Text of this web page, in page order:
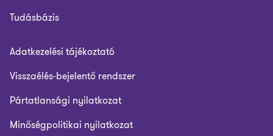
Tudásbázis
Adatkezelési tájékoztató
Visszaélés-bejelentő rendszer
Pártatlansági nyilatkozat
Minőségpolitikai nyilatkozat